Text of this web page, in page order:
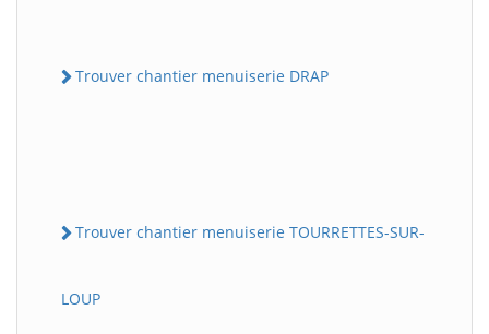
Trouver chantier menuiserie DRAP
Trouver chantier menuiserie TOURRETTES-SUR-
LOUP